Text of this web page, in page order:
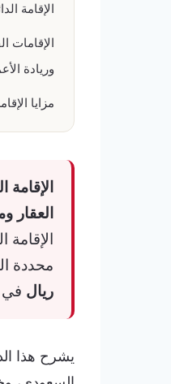
الإقامة
الإقامات
وريادة
مزايا
محددة
ريال في